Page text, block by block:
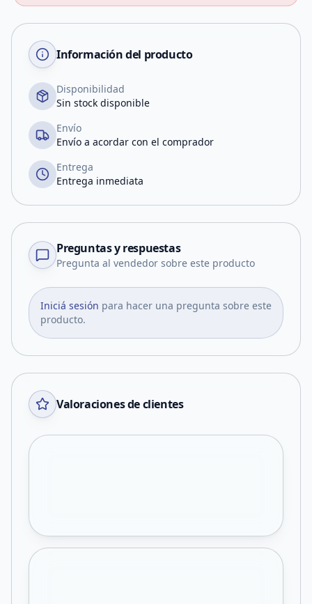
Información del producto
Disponibilidad
Sin stock disponible
Envío
Envío a acordar con el comprador
Entrega
Entrega inmediata
Preguntas y respuestas
Pregunta al vendedor sobre este producto
Iniciá sesión para hacer una pregunta sobre este
producto.
Valoraciones de clientes